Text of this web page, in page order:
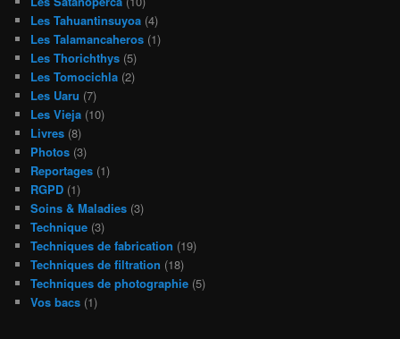
Les Tahuantinsuyoa (4)
Les Talamancaheros (1)
Les Thorichthys (5)
Les Tomocichla (2)
Les Uaru (7)
Les Vieja (10)
Livres (8)
Photos (3)
Reportages (1)
RGPD (1)
Soins & Maladies (3)
Technique (3)
Techniques de fabrication (19)
Techniques de filtration (18)
Techniques de photographie (5)
Vos bacs (1)